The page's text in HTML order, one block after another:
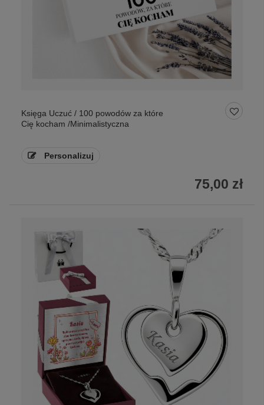
Księga Uczuć / 100 powodów za które
Cię kocham /Minimalistyczna
Personalizuj
75,00 zł